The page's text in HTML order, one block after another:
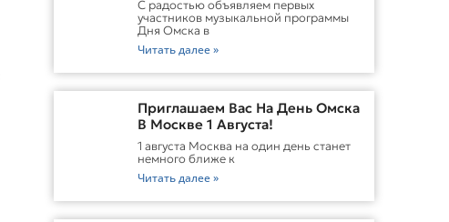
С радостью объявляем первых
участников музыкальной программы
Дня Омска в
Читать далее »
Приглашаем Вас На День Омска
В Москве 1 Августа!
1 августа Москва на один день станет
немного ближе к
Читать далее »